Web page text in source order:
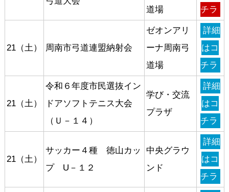
道場
チラ
21（土） 周南市弓道連盟納射会
ゼオンアリ
ーナ周南弓
道場
詳細
はコ
チラ
21（土）
令和６年度市民選抜イン
ドアソフトテニス大会
（Ｕ－１４）
学び・交流
プラザ
詳細
はコ
チラ
21（土）
サッカー４種 徳山カッ
プ U－１２
中央グラウ
ンド
詳細
はコ
チラ